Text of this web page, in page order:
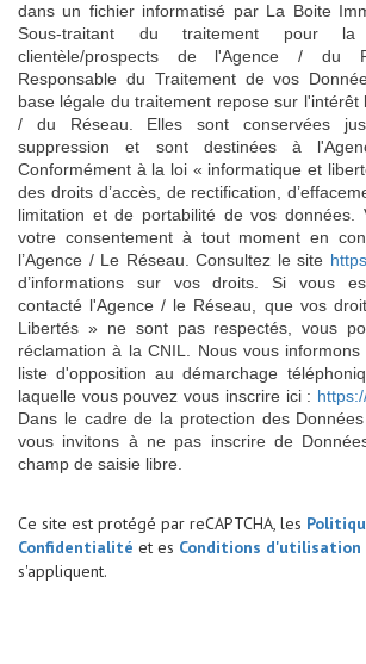
dans un fichier informatisé par La Boite
Sous-traitant du traitement pour
clientèle/prospects de l'Agence / du
Responsable du Traitement de vos
base légale du traitement repose sur l'intérêt
/ du Réseau. Elles sont conservées
suppression et sont destinées à
Conformément à la loi « informatique et
des droits d’accès, de rectification,
limitation et de portabilité de vos données.
votre consentement à tout moment en
l’Agence / Le Réseau. Consultez le site
d’informations sur vos droits. Si vous
contacté l'Agence / le Réseau, que vos
Libertés » ne sont pas respectés, vous
réclamation à la CNIL. Nous vous informons
liste d'opposition au démarchage
laquelle vous pouvez vous inscrire ici :
Dans le cadre de la protection des
vous invitons à ne pas inscrire de
champ de saisie libre.
Ce site est protégé par reCAPTCHA, les
Confidentialité et es Conditions d'utilisation
s'appliquent.